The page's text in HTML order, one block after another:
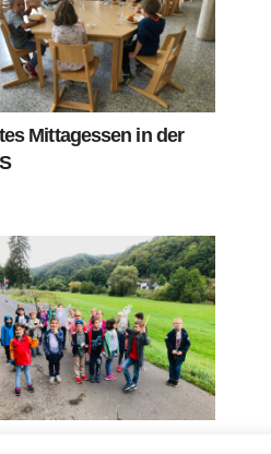
Mittagessen in der